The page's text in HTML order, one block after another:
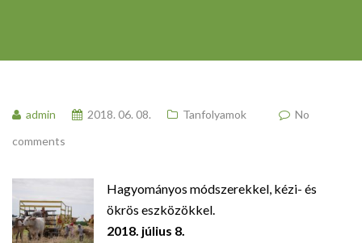
admin 2018. 06. 08. Tanfolyamok
No
comments
Hagyományos módszerekkel, kézi- és
ökrös eszközökkel.
2018. július 8.